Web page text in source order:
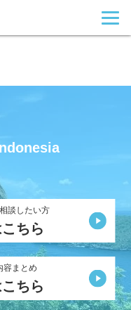
談したい方
ちら
容まとめ
ちら